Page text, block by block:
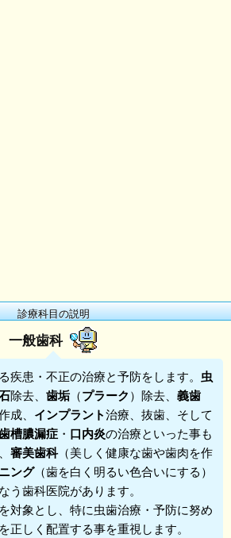
診療科目の説明
一般歯科
疾患・不正の治療と予防をします。 虫
除去、 歯垢 （プラーク）除去、 義歯
成、 インプラント治療、抜歯、そして
槽膿漏症 ・ 口内炎の治療といった事も
審美歯科（美しく健康な歯や歯肉を作
ング（歯を白く明るい色合いにする）
う歯科医院があります。
対象とし、特に虫歯治療・予防に努め
を正しく配置する事を重視します。